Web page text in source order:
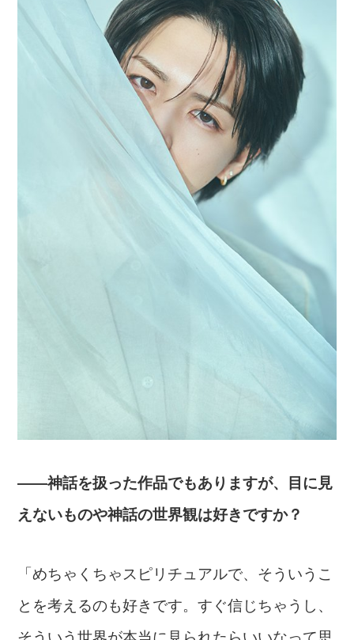
――神話を扱った作品でもありますが、目に見
えないものや神話の世界観は好きですか？
「めちゃくちゃスピリチュアルで、そういうこ
とを考えるのも好きです。すぐ信じちゃうし、